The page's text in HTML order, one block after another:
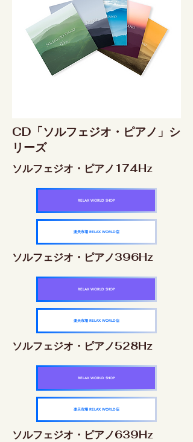
CD「ソルフェジオ・ピアノ」シ
リーズ
ソルフェジオ・ピアノ174Hz
RELAX WORLD SHOP
楽天市場 RELAX WORLD店
ソルフェジオ・ピアノ396Hz
RELAX WORLD SHOP
楽天市場 RELAX WORLD店
ソルフェジオ・ピアノ528Hz
RELAX WORLD SHOP
楽天市場 RELAX WORLD店
ソルフェジオ・ピアノ639Hz